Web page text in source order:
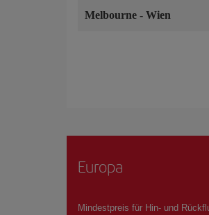
Melbourne - Wien
Europa
Mindestpreis für Hin- und